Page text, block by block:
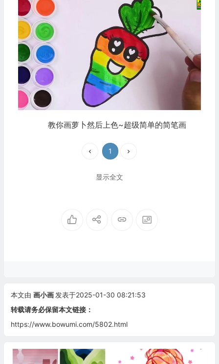
教你画萝卜然后上色~超级简单的简笔画
1
显示全文
本文由 画小画 发表于2025-01-30 08:21:53
转载请务必保留本文链接：
https://www.bowumi.com/5802.html